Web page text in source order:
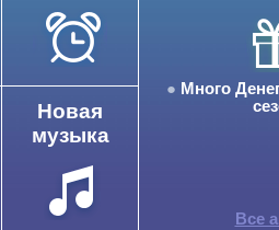
Много
Все
Новая
музыка